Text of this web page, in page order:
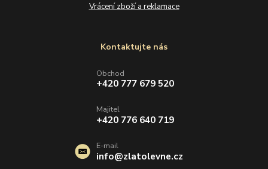
Vrácení zboží a reklamace
Kontaktujte nás
Obchod
+420 777 679 520
Majitel
+420 776 640 719
E-mail
info@zlatolevne.cz